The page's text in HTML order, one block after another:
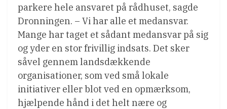
parkere hele ansvaret på rådhuset, sagde
Dronningen. – Vi har alle et medansvar.
Mange har taget et sådant medansvar på sig
og yder en stor frivillig indsats. Det sker
såvel gennem landsdækkende
organisationer, som ved små lokale
initiativer eller blot ved en opmærksom,
hjælpende hånd i det helt nære og